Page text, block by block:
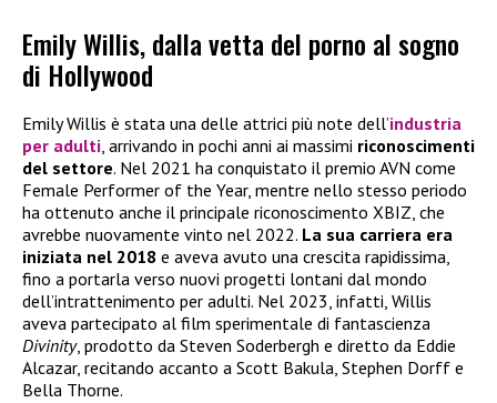
Emily Willis, dalla vetta del porno al sogno
di Hollywood
Emily Willis è stata una delle attrici più note dell’industria
per adulti, arrivando in pochi anni ai massimi riconoscimenti
del settore. Nel 2021 ha conquistato il premio AVN come
Female Performer of the Year, mentre nello stesso periodo
ha ottenuto anche il principale riconoscimento XBIZ, che
avrebbe nuovamente vinto nel 2022. La sua carriera era
iniziata nel 2018 e aveva avuto una crescita rapidissima,
fino a portarla verso nuovi progetti lontani dal mondo
dell’intrattenimento per adulti. Nel 2023, infatti, Willis
aveva partecipato al film sperimentale di fantascienza
Divinity, prodotto da Steven Soderbergh e diretto da Eddie
Alcazar, recitando accanto a Scott Bakula, Stephen Dorff e
Bella Thorne.